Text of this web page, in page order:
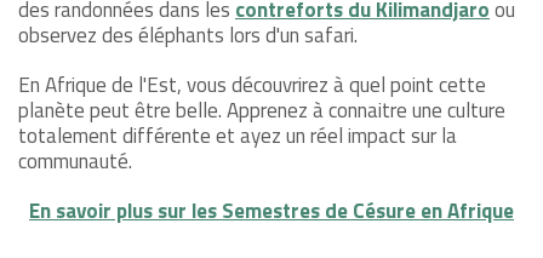
des randonnées dans les contreforts du Kilimandjaroou
observez des éléphants lors d'un safari.
En Afrique de l'Est, vous découvrirez à quel point cette
planète peut être belle. Apprenez à connaitre une culture
totalement différente et ayez un réel impact sur la
communauté.
En savoir plus sur les Semestres de Césure en Afrique